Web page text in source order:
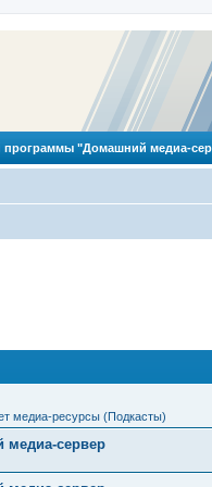
программы "Домашний медиа-
медиа-ресурсы (Подкасты)
сервер